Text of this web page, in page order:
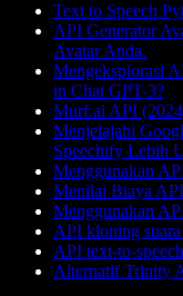
Text to Speech
API Generator
Avatar Anda.
Mengeksplorasi
in Chat GPT-3?
Murf.ai API
Menjelajahi
Speechify Lebih
Menggunakan
Menilai Biaya
Menggunakan
API kloning
API text-to-
Alternatif Trinity